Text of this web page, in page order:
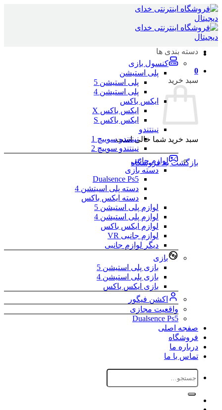
Skip
to
content
0
سبد خرید
سبد خرید شما خالی است.
بازگشت به فروشگاه
دسته بندی ها
کنسول بازی
پلی استیشن
پلی استیشن 5
پلی استیشن 4
ایکس باکس
ایکس باکس X
ایکس باکس S
نینتندو
نینتندو سوییچ 1
نینتندو سوییچ 2
لوازم جانبی
دسته بازی
Dualsence Ps5
دسته پلی اسیتشن 4
دسته ایکس باکس
لوازم پلی استیشن 5
لوازم پلی استیشن 4
لوازم ایکس باکس
لوازم جانبی VR
دیگر لوازم جانبی
بازی
بازی پلی استیشن 5
بازی پلی استیشن 4
بازی ایکس باکس
اکشن فیگور
واقعیت مجازی
Dualsence Ps5
صفجه اصلی
فروشگاه
درباره ما
تماس با ما
جستجو
برای: